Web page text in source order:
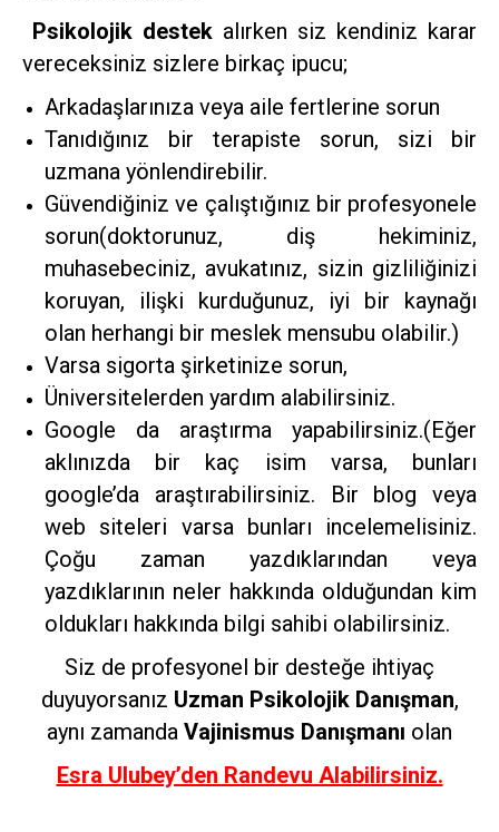
Psikolojik destek alırken siz kendiniz karar
vereceksiniz sizlere birkaç ipucu;
Arkadaşlarınıza veya aile fertlerine sorun
Tanıdığınız bir terapiste sorun, sizi bir
uzmana yönlendirebilir.
Güvendiğiniz ve çalıştığınız bir profesyonele
sorun(doktorunuz, diş hekiminiz,
muhasebeciniz, avukatınız, sizin gizliliğinizi
koruyan, ilişki kurduğunuz, iyi bir kaynağı
olan herhangi bir meslek mensubu olabilir.)
Varsa sigorta şirketinize sorun,
Üniversitelerden yardım alabilirsiniz.
Google da araştırma yapabilirsiniz.(Eğer
aklınızda bir kaç isim varsa, bunları
google’da araştırabilirsiniz. Bir blog veya
web siteleri varsa bunları incelemelisiniz.
Çoğu zaman yazdıklarından veya
yazdıklarının neler hakkında olduğundan kim
oldukları hakkında bilgi sahibi olabilirsiniz.
Siz de profesyonel bir desteğe ihtiyaç
duyuyorsanız Uzman Psikolojik Danışman,
aynı zamanda Vajinismus Danışmanı olan
Esra Ulubey’den Randevu Alabilirsiniz.